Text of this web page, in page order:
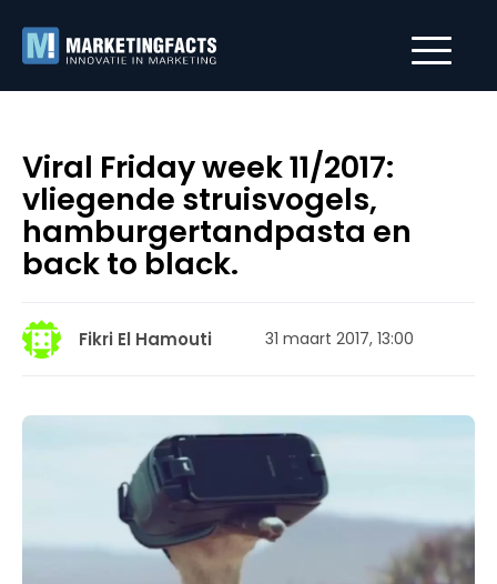
Viral Friday week 11/2017:
vliegende struisvogels,
hamburgertandpasta en
back to black.
Fikri El Hamouti 31 maart 2017, 13:00